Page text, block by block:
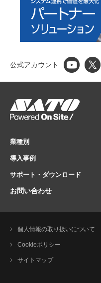
公式アカウント
業種別
導入事例
サポート・ダウンロード
お問い合わせ
個人情報の取り扱いについて
Cookieポリシー
サイトマップ